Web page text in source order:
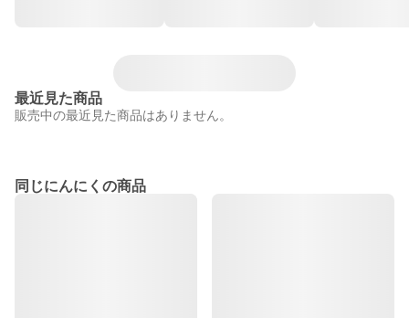
最近見た商品
販売中の最近見た商品はありません。
同じにんにくの商品